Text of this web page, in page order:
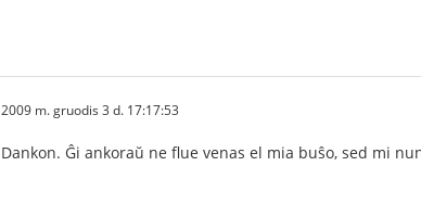
2009 m. gruodis 3 d. 17:17:53
Dankon. Ĝi ankoraŭ ne flue venas el mia buŝo, sed mi